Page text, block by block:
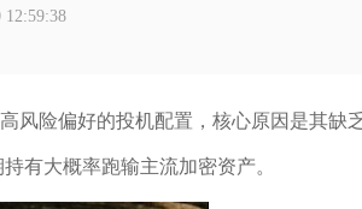
风险偏好的投机配置，核心原因是其缺
有大概率跑输主流加密资产。